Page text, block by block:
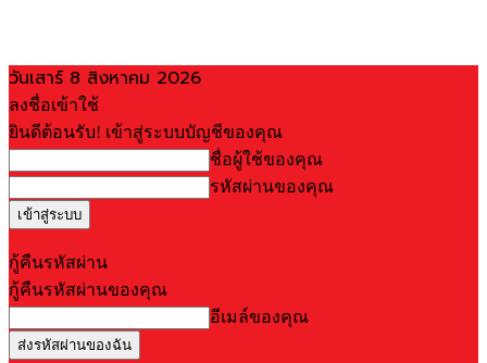
วันเสาร์ 8 สิงหาคม 2026
ลงชื่อเข้าใช้
ยินดีต้อนรับ! เข้าสู่ระบบบัญชีของคุณ
ชื่อผู้ใช้ของคุณ
รหัสผ่านของคุณ
กู้คืนรหัสผ่าน
กู้คืนรหัสผ่านของคุณ
อีเมล์ของคุณ